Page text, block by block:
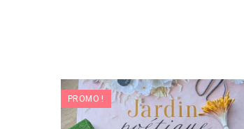
PROMO !